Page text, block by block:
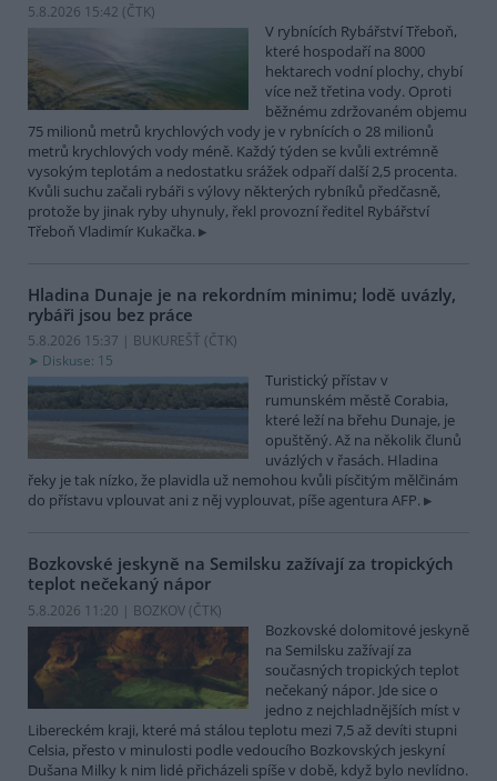
5.8.2026 15:42 (ČTK)
V rybnících Rybářství Třeboň,
které hospodaří na 8000
hektarech vodní plochy, chybí
více než třetina vody. Oproti
běžnému zdržovaném objemu
75 milionů metrů krychlových vody je v rybnících o 28 milionů
metrů krychlových vody méně. Každý týden se kvůli extrémně
vysokým teplotám a nedostatku srážek odpaří další 2,5 procenta.
Kvůli suchu začali rybáři s výlovy některých rybníků předčasně,
protože by jinak ryby uhynuly, řekl provozní ředitel Rybářství
Třeboň Vladimír Kukačka.
Hladina Dunaje je na rekordním minimu; lodě uvázly,
rybáři jsou bez práce
5.8.2026 15:37 | BUKUREŠŤ (ČTK)
Diskuse: 15
Turistický přístav v
rumunském městě Corabia,
které leží na břehu Dunaje, je
opuštěný. Až na několik člunů
uvázlých v řasách. Hladina
řeky je tak nízko, že plavidla už nemohou kvůli písčitým mělčinám
do přístavu vplouvat ani z něj vyplouvat, píše agentura AFP.
Bozkovské jeskyně na Semilsku zažívají za tropických
teplot nečekaný nápor
5.8.2026 11:20 | BOZKOV (ČTK)
Bozkovské dolomitové jeskyně
na Semilsku zažívají za
současných tropických teplot
nečekaný nápor. Jde sice o
jedno z nejchladnějších míst v
Libereckém kraji, které má stálou teplotu mezi 7,5 až devíti stupni
Celsia, přesto v minulosti podle vedoucího Bozkovských jeskyní
Dušana Milky k nim lidé přicházeli spíše v době, když bylo nevlídno.